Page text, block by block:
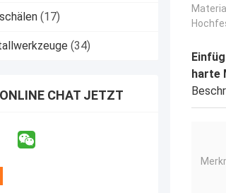
(17)
(34)
CHAT JETZT
harte